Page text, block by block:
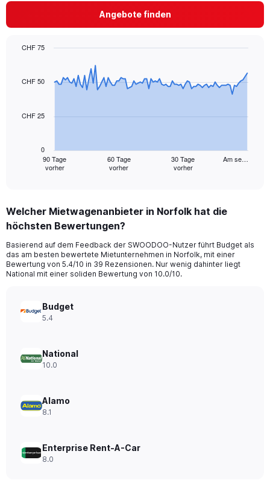
Angebote finden
91
Range:
91
The
chart
has
axis
displaying
0
to
90 Tage
vorher
60 Tage
vorher
30 Tage
vorher
Am se…
0
CHF 25
CHF 50
CHF 75
Welcher Mietwagenanbieter in Norfolk hat die
höchsten Bewertungen?
Basierend auf dem Feedback der SWOODOO-Nutzer führt Budget als
das am besten bewertete Mietunternehmen in Norfolk, mit einer
Bewertung von 5.4/10 in 39 Rezensionen. Nur wenig dahinter liegt
National mit einer soliden Bewertung von 10.0/10.
Budget
5.4
National
10.0
Alamo
8.1
Enterprise Rent-A-Car
8.0